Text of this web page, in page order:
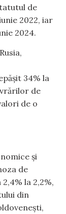
de
2022, iar
2024.
34% la
de
de o
și
de
la 2,2%,
din